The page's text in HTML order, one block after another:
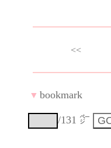
<<
▼ bookmark
/131 ㌻